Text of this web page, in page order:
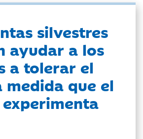
silvestres
ayudar a los
a tolerar el
medida que el